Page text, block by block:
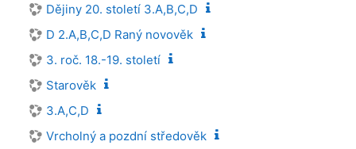
Dějiny 20. století 3.A,B,C,D
D 2.A,B,C,D Raný novověk
3. roč. 18.-19. století
Starověk
3.A,C,D
Vrcholný a pozdní středověk